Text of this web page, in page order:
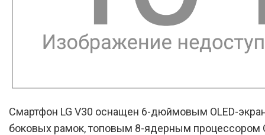
Смартфон LG V30 оснащен 6-дюймовым OLED-
боковых рамок, топовым 8-ядерным процессором